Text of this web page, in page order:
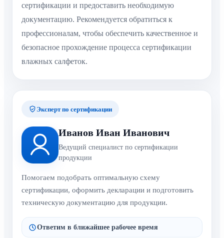
сертификации и предоставить необходимую
документацию. Рекомендуется обратиться к
профессионалам, чтобы обеспечить качественное и
безопасное прохождение процесса сертификации
влажных салфеток.
Эксперт по сертификации
Иванов Иван Иванович
Ведущий специалист по сертификации
продукции
Помогаем подобрать оптимальную схему
сертификации, оформить декларации и подготовить
техническую документацию для продукции.
Ответим в ближайшее рабочее время